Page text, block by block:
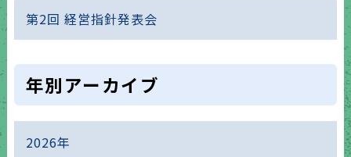
第2回 経営指針発表会
年別アーカイブ
2026年